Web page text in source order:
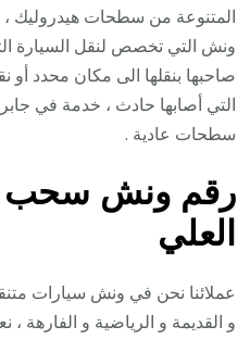
المتنوعة من سطحات
ونش التي تخصص لنقل السيارة
صاحبها بنقلها الى مكان محدد أو
التي أصابها حادث ، خدمة في
سطحات عادية .
رقمونش سحب
العلي
عملائنا نحن في ونش سيارات
و القديمة و الرياضية و الفارهة ،